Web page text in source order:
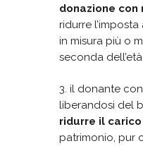
donazione
ridurre
in misura più o
seconda
3. il donante
liberandosi del
ridurre il carico
patrimonio, pur